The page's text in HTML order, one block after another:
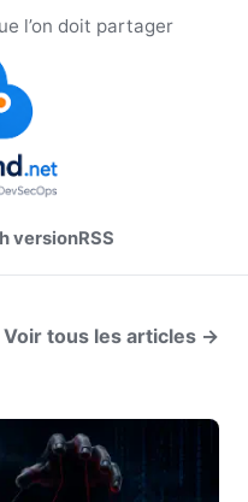
l’on doit partager
versionRSS
Voir tous les articles →